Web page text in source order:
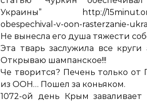
Украины” http://15minut.org/
obespechival-v-oon-rasterzanie-
Не вынесла его душа тяжести
Эта тварь заслужила все
Открываю шампанское!!!
Че творится? Печень только от
из ООН… Пошел за коньяком.
1072-ой день Крым